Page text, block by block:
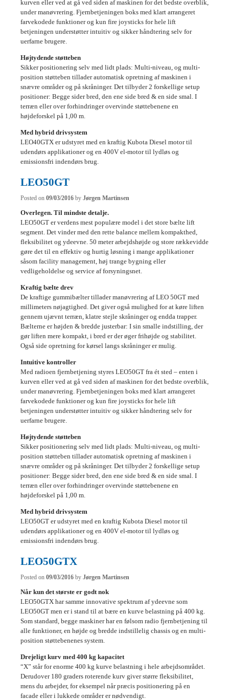
kurven eller ved at gå ved siden af maskinen for det bedste overblik,
under manøvrering. Fjernbetjeningen boks med klart arrangeret
farvekodede funktioner og kun fire joysticks for hele lift
betjeningen understøtter intuitiv og sikker håndtering selv for
uerfarne brugere.
Højtydende støtteben
Sikker positionering selv med lidt plads: Multi-niveau, og multi-
position støtteben tillader automatisk opretning af maskinen i
snævre områder og på skråninger. Det tilbyder 2 forskellige setup
positioner: Begge sider bred, den ene side bred & en side smal. I
terræn eller over forhindringer overvinde støttebenene en
højdeforskel på 1,00 m.
Med hybrid drivsystem
LEO40GTX er udstyret med en kraftig Kubota Diesel motor til
udendørs applikationer og en 400V el-motor til lydløs og
emissionsfri indendørs brug.
LEO50GT
Posted on 09/03/2016 by Jørgen Martinsen
Overlegen. Til mindste detalje.
LEO50GT er verdens mest populære model i det store bælte lift
segment. Det vinder med den rette balance mellem kompakthed,
fleksibilitet og ydeevne. 50 meter arbejdshøjde og store rækkevidde
gøre det til en effektiv og hurtig løsning i mange applikationer
såsom facility management, høj trange bygning eller
vedligeholdelse og service af forsyningsnet.
Kraftig bælte drev
De kraftige gummibælter tillader manøvrering af LEO 50GT med
millimeters nøjagtighed. Det giver også mulighed for at køre liften
gennem ujævnt terræn, klatre stejle skråninger og endda trapper.
Bælterne er højden & bredde justerbar: I sin smalle indstilling, der
gør liften mere kompakt, i bred er der øger frihøjde og stabilitet.
Også side opretning for kørsel langs skråninger er mulig.
Intuitive kontroller
Med radioen fjernbetjening styres LEO50GT fra ét sted – enten i
kurven eller ved at gå ved siden af maskinen for det bedste overblik,
under manøvrering. Fjernbetjeningen boks med klart arrangeret
farvekodede funktioner og kun fire joysticks for hele lift
betjeningen understøtter intuitiv og sikker håndtering selv for
uerfarne brugere.
Højtydende støtteben
Sikker positionering selv med lidt plads: Multi-niveau, og multi-
position støtteben tillader automatisk opretning af maskinen i
snævre områder og på skråninger. Det tilbyder 2 forskellige setup
positioner: Begge sider bred, den ene side bred & en side smal. I
terræn eller over forhindringer overvinde støttebenene en
højdeforskel på 1,00 m.
Med hybrid drivsystem
LEO50GT er udstyret med en kraftig Kubota Diesel motor til
udendørs applikationer og en 400V el-motor til lydløs og
emissionsfri indendørs brug.
LEO50GTX
Posted on 09/03/2016 by Jørgen Martinsen
Når kun det største er godt nok
LEO50GTX har samme innovative spektrum af ydeevne som
LEO50GT men er i stand til at bære en kurve belastning på 400 kg.
Som standard, begge maskiner har en følsom radio fjernbetjening til
alle funktioner, en højde og bredde indstillelig chassis og en multi-
position støttebenenes system.
Drejeligt kurv med 400 kg kapacitet
“X” står for enorme 400 kg kurve belastning i hele arbejdsområdet.
Derudover 180 graders roterende kurv giver større fleksibilitet,
mens du arbejder, for eksempel når præcis positionering på en
facade eller i lukkede områder er nødvendigt.